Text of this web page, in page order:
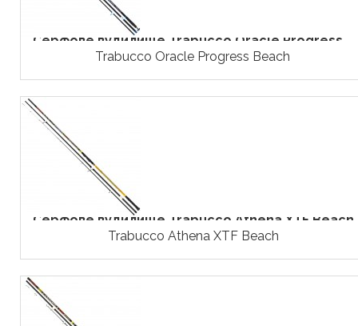
Серфове вудилище Trabucco Oracle Progress...
Trabucco Oracle Progress Beach
Серфове вудилище Trabucco Athena XTF Beach
Trabucco Athena XTF Beach